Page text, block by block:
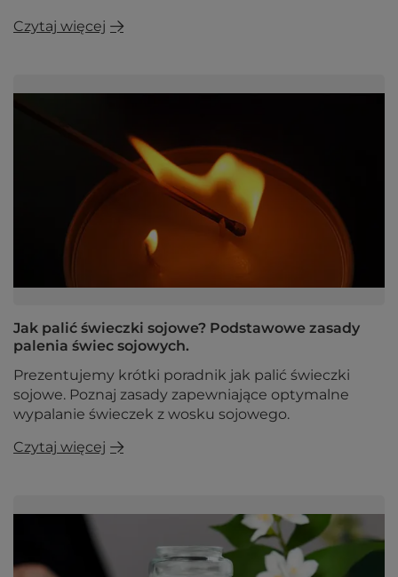
Czytaj więcej
Jak palić świeczki sojowe? Podstawowe zasady
palenia świec sojowych.
Prezentujemy krótki poradnik jak palić świeczki
sojowe. Poznaj zasady zapewniające optymalne
wypalanie świeczek z wosku sojowego.
Czytaj więcej